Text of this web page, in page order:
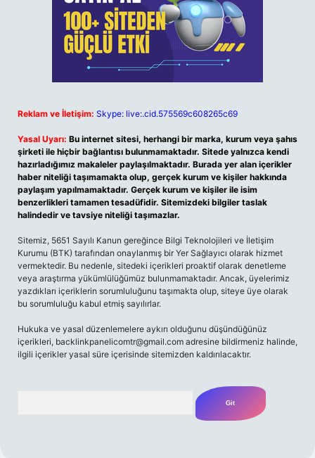
Reklam ve İletişim: Skype: live:.cid.575569c608265c69
Yasal Uyarı: Bu internet sitesi, herhangi bir marka, kurum veya şahıs
şirketi ile hiçbir bağlantısı bulunmamaktadır. Sitede yalnızca kendi
hazırladığımız makaleler paylaşılmaktadır. Burada yer alan içerikler
haber niteliği taşımamakta olup, gerçek kurum ve kişiler hakkında
paylaşım yapılmamaktadır. Gerçek kurum ve kişiler ile isim
benzerlikleri tamamen tesadüfidir. Sitemizdeki bilgiler taslak
halindedir ve tavsiye niteliği taşımazlar.
Sitemiz, 5651 Sayılı Kanun gereğince Bilgi Teknolojileri ve İletişim
Kurumu (BTK) tarafından onaylanmış bir Yer Sağlayıcı olarak hizmet
vermektedir. Bu nedenle, sitedeki içerikleri proaktif olarak denetleme
veya araştırma yükümlülüğümüz bulunmamaktadır. Ancak, üyelerimiz
yazdıkları içeriklerin sorumluluğunu taşımakta olup, siteye üye olarak
bu sorumluluğu kabul etmiş sayılırlar.
Hukuka ve yasal düzenlemelere aykırı olduğunu düşündüğünüz
içerikleri, backlinkpanelicomtr@gmail.com adresine bildirmeniz halinde,
ilgili içerikler yasal süre içerisinde sitemizden kaldırılacaktır.